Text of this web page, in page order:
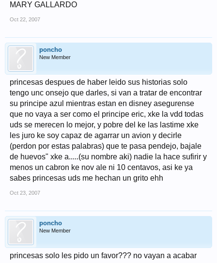
MARY GALLARDO
Oct 22, 2007
poncho
New Member
princesas despues de haber leido sus historias solo
tengo unc onsejo que darles, si van a tratar de encontrar
su principe azul mientras estan en disney asegurense
que no vaya a ser como el principe eric, xke la vdd todas
uds se merecen lo mejor, y pobre del ke las lastime xke
les juro ke soy capaz de agarrar un avion y decirle
(perdon por estas palabras) que te pasa pendejo, bajale
de huevos" xke a.....(su nombre aki) nadie la hace sufirir y
menos un cabron ke nov ale ni 10 centavos, asi ke ya
sabes princesas uds me hechan un grito ehh
Oct 23, 2007
poncho
New Member
princesas solo les pido un favor??? no vayan a acabar